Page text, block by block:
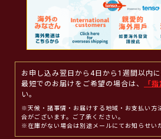
お申し込み翌日から4日から1週間以内に
最短でのお届けをご希望の場合は、
「
い。
※天候・諸事情・お届けする地域・お支払い方
合がございます。ご了承ください。
※在庫がない場合は別途メールにてお知らせい